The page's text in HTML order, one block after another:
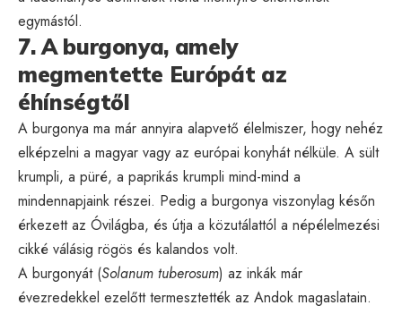
egymástól.
7. A burgonya, amely
megmentette Európát az
éhínségtől
A burgonya ma már annyira alapvető élelmiszer, hogy nehéz
elképzelni a magyar vagy az európai konyhát nélküle. A sült
krumpli, a püré, a paprikás krumpli mind-mind a
mindennapjaink részei. Pedig a burgonya viszonylag későn
érkezett az Óvilágba, és útja a közutálattól a népélelmezési
cikké válásig rögös és kalandos volt.
A burgonyát (Solanum tuberosum) az inkák már
évezredekkel ezelőtt termesztették az Andok magaslatain.